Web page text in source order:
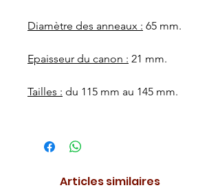
Diamètre des anneaux : 65 mm.
Epaisseur du canon : 21 mm.
Tailles : du 115 mm au 145 mm.
Articles similaires